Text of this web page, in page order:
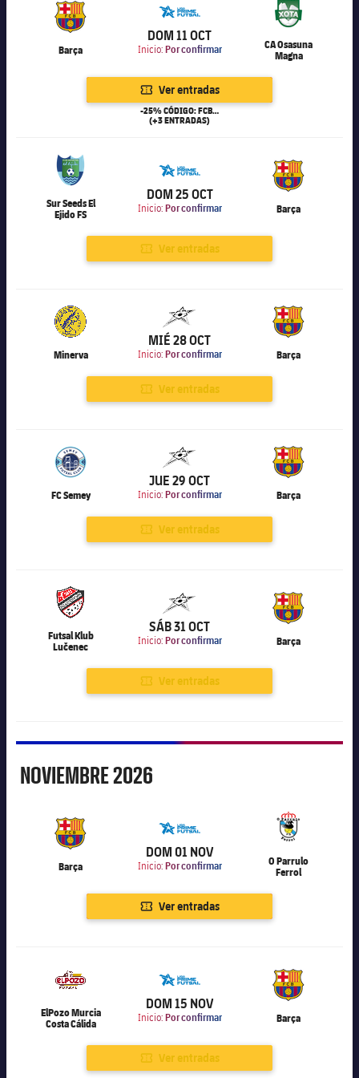
Barça
6.000
DOM 11 OCT
Inicio: Por confirmar
CA Osasuna
Magna
Ver entradas
-25% CÓDIGO: FCB25
(+3 ENTRADAS)
Sur Seeds El
Ejido FS
6.000
DOM 25 OCT
Inicio: Por confirmar Barça
Ver entradas
Minerva
MIÉ 28 OCT
Inicio: Por confirmar Barça
Ver entradas
FC Semey
JUE 29 OCT
Inicio: Por confirmar Barça
Ver entradas
Futsal Klub
Lučenec
SÁB 31 OCT
Inicio: Por confirmar Barça
Ver entradas
Noviembre
NOVIEMBRE2026
Barça
6.000
DOM 01 NOV
Inicio: Por confirmar
O Parrulo
Ferrol
Ver entradas
ElPozo Murcia
Costa Cálida
6.000
DOM 15 NOV
Inicio: Por confirmar Barça
Ver entradas